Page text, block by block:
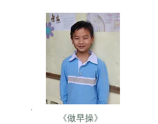
《做早操》